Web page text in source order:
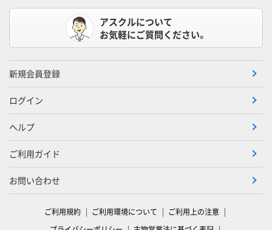
アスクルについて
お気軽にご質問ください。
新規会員登録
ログイン
ヘルプ
ご利用ガイド
お問い合わせ
ご利用規約 ご利用環境について
ご利用上の注意